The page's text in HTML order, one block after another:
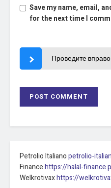
Save my name, email,
for the next time I
Проведите
Petrolio Italianopetrolio-
Financehttps://halal-
Welkrotivaxhttps://